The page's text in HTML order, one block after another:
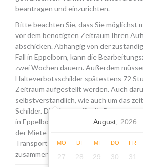
beantragen und einzurichten.
Bitte beachten Sie, dass Sie möglichst
vor dem benötigten Zeitraum Ihren
abschicken. Abhängig von der
Fall in Eppelborn, kann die
zwei Wochen dauern. Außerdem
Halteverbotsschilder spätestens 72
Zeitraum aufgestellt werden. Auch
selbstverständlich, wie auch um das
Schilder. Die Kosten für die
in Eppelborn setzen sich aus den
der Miete für die Schilder sowie einer
Transport, das Aufstellen und Abholen
zusammen.
August, 2026
MO DI MI DO FR
27 28 29 30 31